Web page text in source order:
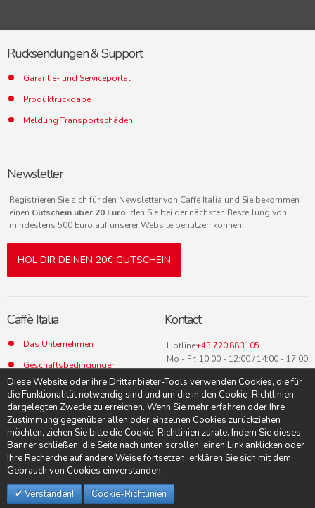
Rücksendungen & Support
Garantie- und Serviceportal
Produktrückgabe
Meldung Transportschäden
Newsletter
Registrieren Sie sich für den Newsletter von Caffè Italia und Sie bekommen
einen Gutschein über 20 Euro, den Sie bei der nächsten Bestellung von
mindestens 500 Euro auf unserer Website benutzen können.
HOL DIR DEINEN 20€ GUTSCHEIN
Caffè Italia
Das Unternehmen
Geschäftsbedingungen
Datenschutz
Kontact
Kontact
Hotline:+43 720 883105
Mo - Fr: 10:00 - 12:00 / 14:00 - 17:00
Uhr
© Caffè Italia -Suche AGB-Impressum
Richtlinien
Akzeptierte Zahlungen:
Diese Website oder ihre Drittanbieter-Tools verwenden Cookies, die für
die Funktionalität notwendig sind und um die in den Cookie-Richtlinien
dargelegten Zwecke zu erreichen. Wenn Sie mehr erfahren oder Ihre
Zustimmung gegenüber allen oder einzelnen Cookies zurückziehen
möchten, ziehen Sie bitte die Cookie-Richtlinien zurate. Indem Sie dieses
Banner schließen, die Seite nach unten scrollen, einen Link anklicken oder
Ihre Recherche auf andere Weise fortsetzen, erklären Sie sich mit dem
Gebrauch von Cookies einverstanden.
Verstanden!
Cookie-Richtlinien